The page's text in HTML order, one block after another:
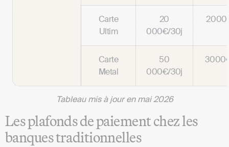
Carte
Ultim
20
000€/30j
Carte
Metal
50
000€/30j
Tableau mis à jour en mai 2026
Les plafonds de paiement chez les
banques traditionnelles